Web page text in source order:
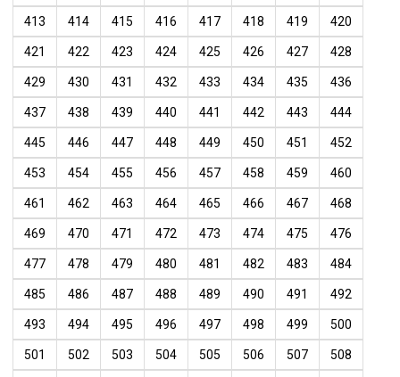
413 414 415 416 417 418 419 420
421 422 423 424 425 426 427 428
429 430 431 432 433 434 435 436
437 438 439 440 441 442 443 444
445 446 447 448 449 450 451 452
453 454 455 456 457 458 459 460
461 462 463 464 465 466 467 468
469 470 471 472 473 474 475 476
477 478 479 480 481 482 483 484
485 486 487 488 489 490 491 492
493 494 495 496 497 498 499 500
501 502 503 504 505 506 507 508